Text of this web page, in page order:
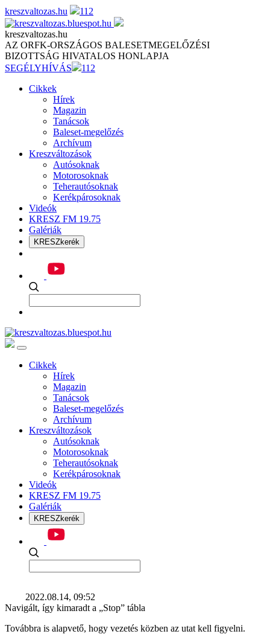
Skip
to
content
kreszvaltozas.hu 112
kreszvaltozas.hu
AZ ORFK-ORSZÁGOS BALESETMEGELŐZÉSI
BIZOTTSÁG HIVATALOS HONLAPJA
SEGÉLYHÍVÁS
112
Cikkek
Hírek
Magazin
Tanácsok
Baleset-megelőzés
Archívum
Kreszváltozások
Autósoknak
Motorosoknak
Teherautósoknak
Kerékpárosoknak
Videók
KRESZ FM 19.75
Galériák
KRESZkerék
Cikkek
Hírek
Magazin
Tanácsok
Baleset-megelőzés
Archívum
Kreszváltozások
Autósoknak
Motorosoknak
Teherautósoknak
Kerékpárosoknak
Videók
KRESZ FM 19.75
Galériák
KRESZkerék
2022.08.14, 09:52
Navigált, így kimaradt a „Stop” tábla
Továbbra is alapvető, hogy vezetés közben az utat kell figyelni.